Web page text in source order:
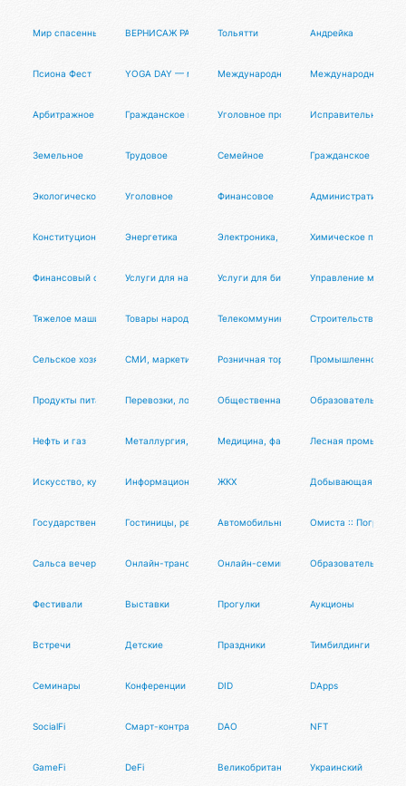
Мир спасенный ВЕРНИСАЖ РАБОТ ХУДОЖНИКОВ НА ТЕМУ «МИРНЫЙ АТОМ»
Тольятти Андрейка
Псиона Фест YOGA DAY — международный день йоги в России
Международное частноеМеждународное
Арбитражное процессуальноеГражданское процессуальноеУголовное процессуальноеИсправительно-
Земельное Трудовое Семейное Гражданское
Экологическое Уголовное Финансовое Административное
Конституционное Энергетика Электроника, приборостроение,
Химическое
Финансовый сектор Услуги для населенияУслуги для бизнеса Управление
Тяжелое машиностроениеТовары народного потребления (непищевые)
Телекоммуникации, связьСтроительство,
Сельское хозяйство СМИ, маркетинг, реклама, BTL, PR, дизайн, продюсирование
Розничная торговля Промышленное
Продукты питания Перевозки, логистика, склад, ВЭДОбщественная деятельность, партии,
Образовательные
Нефть и газ Металлургия, металлообработкаМедицина, фармацевтика, аптеки
Лесная
Искусство, культураИнформационные технологии, системная интеграция,
ЖКХ Добывающая
Государственные организацииГостиницы, рестораны, общепит, кейтеринг
Автомобильный бизнесОмиста ::
Сальса вечеринка ТансалтаОнлайн-трансляции Онлайн-семинары Образовательные
Фестивали Выставки Прогулки Аукционы
Встречи Детские Праздники Тимбилдинги
Семинары Конференции DID DApps
SocialFi Смарт-контракты DAO NFT
GameFi DeFi Великобритания Украинский